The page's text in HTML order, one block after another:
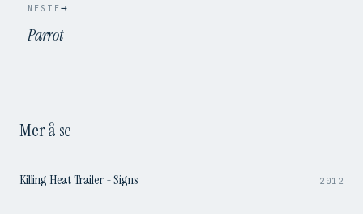
NESTE→
Parrot
Mer å se
Killing Heat Trailer - Signs 2012
4:14